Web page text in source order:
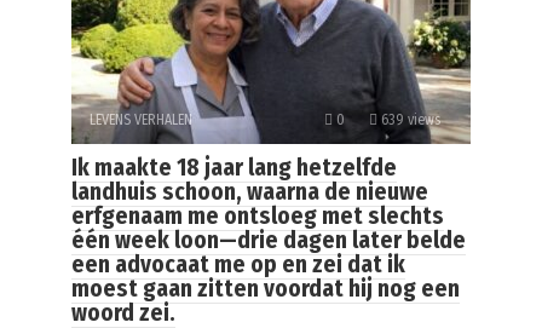
LEVENS VERHALEN 0 639 views
Ik maakte 18 jaar lang hetzelfde
landhuis schoon, waarna de nieuwe
erfgenaam me ontsloeg met slechts
één week loon—drie dagen later belde
een advocaat me op en zei dat ik
moest gaan zitten voordat hij nog een
woord zei.